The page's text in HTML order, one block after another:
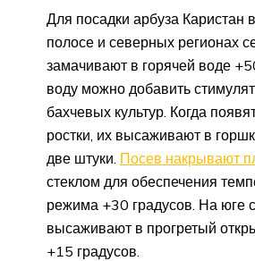
Для посадки арбуза Каристан
полосе и северных регионах
замачивают в горячей воде
воду можно добавить
бахчевых культур. Когда
ростки, их высаживают в
две штуки. Посев накрывают
стеклом для обеспечения
режима +30 градусов. На юге
высаживают в прогретый
+15 градусов.